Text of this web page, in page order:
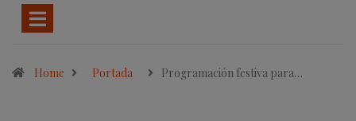
Home Portada Programación festiva para…